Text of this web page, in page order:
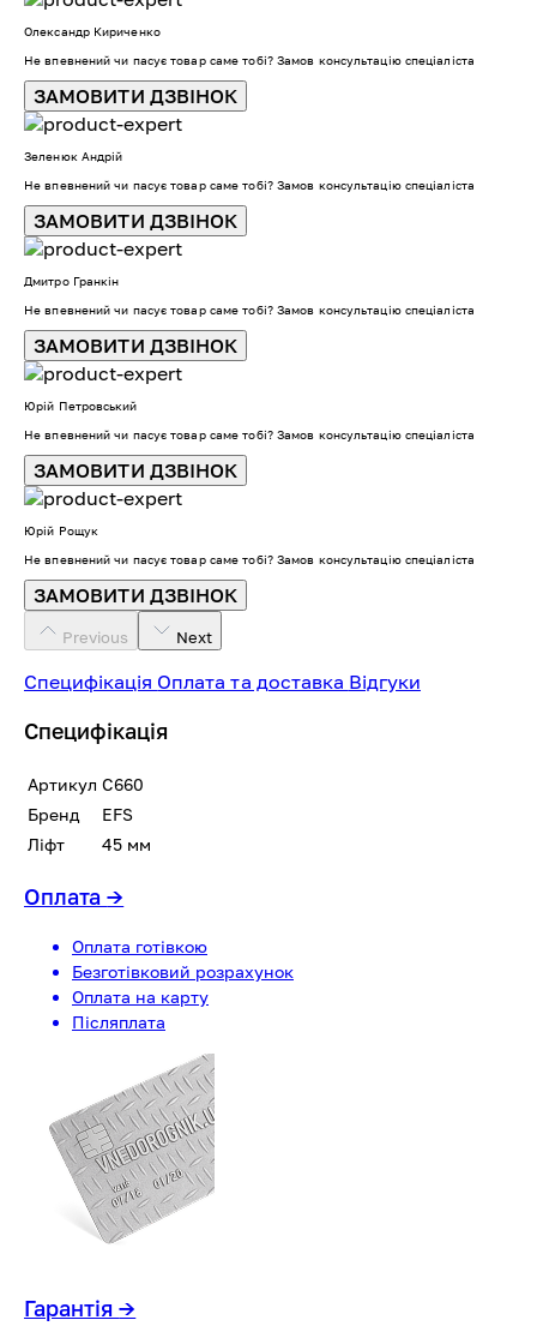
Олександр Кириченко
Не впевнений чи пасує товар саме тобі? Замов консультацію спеціаліста
ЗАМОВИТИ ДЗВІНОК
Зеленюк Андрій
Не впевнений чи пасує товар саме тобі? Замов консультацію спеціаліста
ЗАМОВИТИ ДЗВІНОК
Дмитро Гранкін
Не впевнений чи пасує товар саме тобі? Замов консультацію спеціаліста
ЗАМОВИТИ ДЗВІНОК
Юрій Петровський
Не впевнений чи пасує товар саме тобі? Замов консультацію спеціаліста
ЗАМОВИТИ ДЗВІНОК
Юрій Рощук
Не впевнений чи пасує товар саме тобі? Замов консультацію спеціаліста
ЗАМОВИТИ ДЗВІНОК
Previous Next
Специфікація Оплата та доставка Відгуки
Специфікація
Артикул C660
Бренд
EFS
Ліфт
45 мм
Оплата→
Оплата готівкою
Безготівковий розрахунок
Оплата на карту
Післяплата
Гарантія→